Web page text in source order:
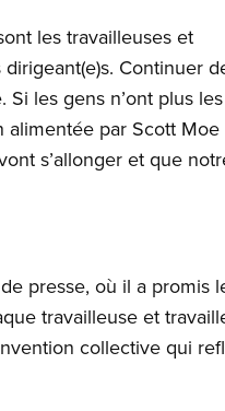
les travailleuses et
Continuer
les gens n’ont plus les
alimentée par Scott Moe
s’allonger et que
presse, où il a promis
travailleuse et
collective qui